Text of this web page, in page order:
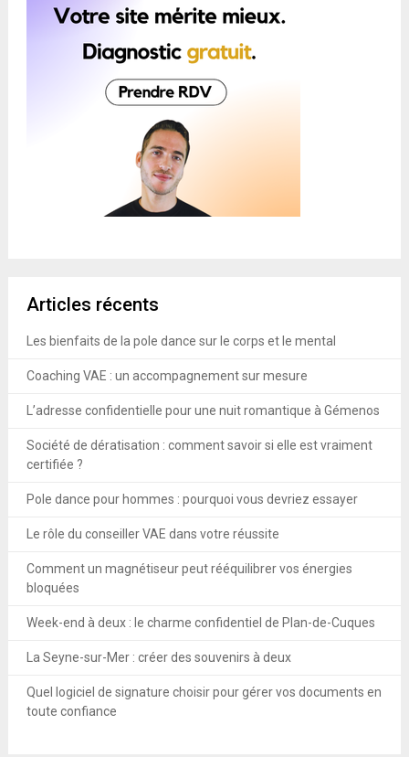
Articles récents
Les bienfaits de la pole dance sur le corps et le mental
Coaching VAE : un accompagnement sur mesure
L’adresse confidentielle pour une nuit romantique à Gémenos
Société de dératisation : comment savoir si elle est vraiment
certifiée ?
Pole dance pour hommes : pourquoi vous devriez essayer
Le rôle du conseiller VAE dans votre réussite
Comment un magnétiseur peut rééquilibrer vos énergies
bloquées
Week-end à deux : le charme confidentiel de Plan-de-Cuques
La Seyne-sur-Mer : créer des souvenirs à deux
Quel logiciel de signature choisir pour gérer vos documents en
toute confiance